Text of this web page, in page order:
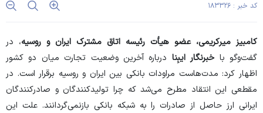
کد خبر : ۱۸۳۳۲۶
کامبیز میرکریمی، عضو هیأت رئیسه اتاق مشترک ایران و روسیه، در
گفت‌و‌گو با خبرنگارایبِنا درباره آخرین وضعیت تجارت میان دو کشور
اظهار کرد: مدت‌هاست مراودات بانکی بین ایران و روسیه برقرار است. در
مقطعی این انتقاد مطرح می‌شد که چرا تولیدکنندگان و صادرکنندگان
ایرانی ارز حاصل از صادرات را به شبکه بانکی بازنمی‌گردانند. علت این